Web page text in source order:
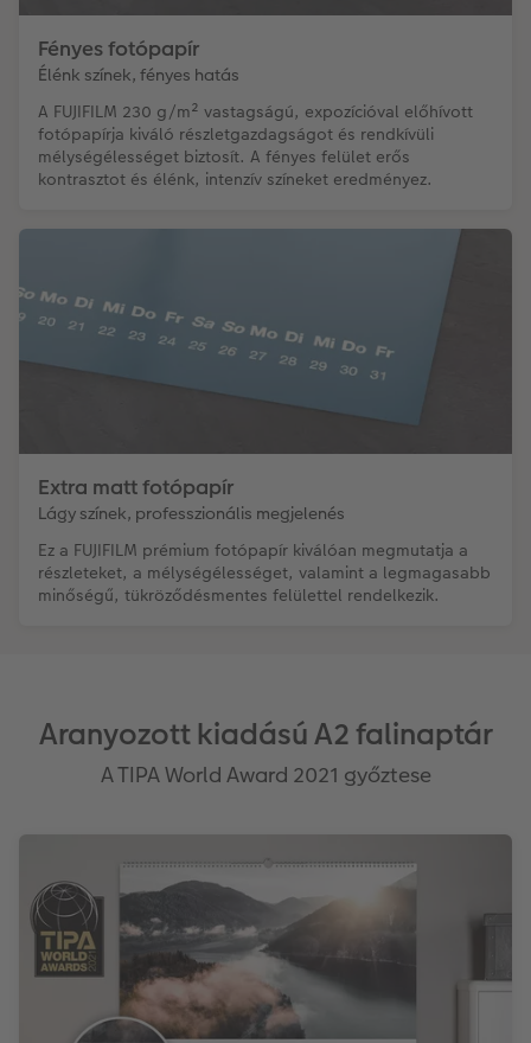
Fényes fotópapír
Élénk színek, fényes hatás
A FUJIFILM 230 g/m² vastagságú, expozícióval előhívott
fotópapírja kiváló részletgazdagságot és rendkívüli
mélységélességet biztosít. A fényes felület erős
kontrasztot és élénk, intenzív színeket eredményez.
Extra matt fotópapír
Lágy színek, professzionális megjelenés
Ez a FUJIFILM prémium fotópapír kiválóan megmutatja a
részleteket, a mélységélességet, valamint a legmagasabb
minőségű, tükröződésmentes felülettel rendelkezik.
Aranyozott kiadású A2 falinaptár
A TIPA World Award 2021 győztese